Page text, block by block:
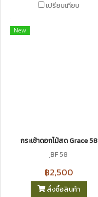
เปรียบเทียบ
New
กระเช้าดอกไม้สด Grace 58
ฺBF 58
฿2,500
สั่งซื้อสินค้า